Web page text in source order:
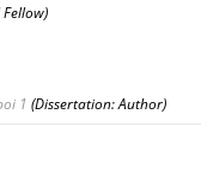
1 (Dissertation: Author)